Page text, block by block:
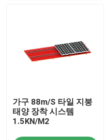
화면
우리에 대하여
가구 88m/S 타일 지붕
태양 장착 시스템
1.5KN/M2